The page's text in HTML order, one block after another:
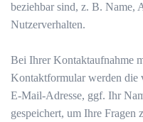
beziehbar sind, z. B. Name,
Nutzerverhalten.
Bei Ihrer Kontaktaufnahme
Kontaktformular werden die
E-Mail-Adresse, ggf. Ihr
gespeichert, um Ihre Fragen